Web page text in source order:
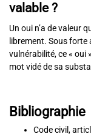
valable ?
Un oui n’a de valeur
librement. Sous
vulnérabilité, ce « oui
mot vidé de sa
Bibliographie
Code civil,